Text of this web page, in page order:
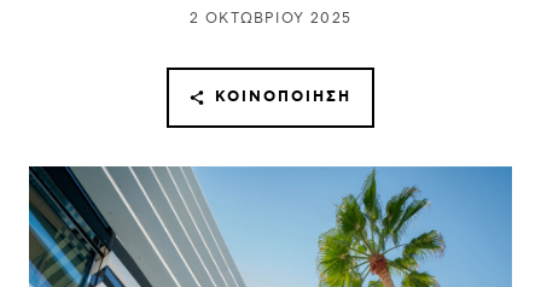
2 ΟΚΤΩΒΡΊΟΥ 2025
ΚΟΙΝΟΠΟΊΗΣΗ